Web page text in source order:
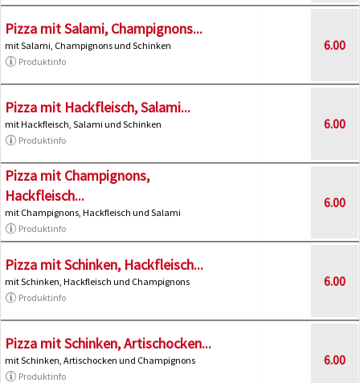
Pizza mit Salami, Champignons...
mit Salami, Champignons und Schinken
Produktinfo
6.00
Pizza mit Hackfleisch, Salami...
mit Hackfleisch, Salami und Schinken
Produktinfo
6.00
Pizza mit Champignons,
Hackfleisch...
mit Champignons, Hackfleisch und Salami
Produktinfo
6.00
Pizza mit Schinken, Hackfleisch...
mit Schinken, Hackfleisch und Champignons
Produktinfo
6.00
Pizza mit Schinken, Artischocken...
mit Schinken, Artischocken und Champignons
Produktinfo
6.00